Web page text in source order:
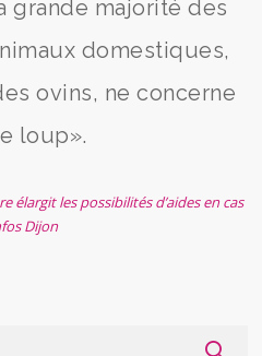
grande majorité des
domestiques,
ovins, ne concerne
loup».
élargit les possibilités d’aides en cas
Dijon